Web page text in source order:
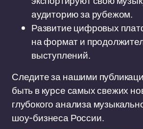
аудиторию за рубежом.
Развитие цифровых
на формат и
выступлений.
Следите за нашими
быть в курсе самых свежих
глубокого анализа
шоу-бизнеса России.